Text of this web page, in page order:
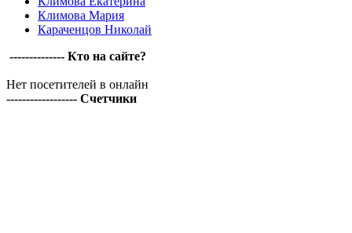
Климова Мария
Караченцов Николай
-------------- Кто на сайте?
Нет посетителей в онлайн
------------------ Счетчики